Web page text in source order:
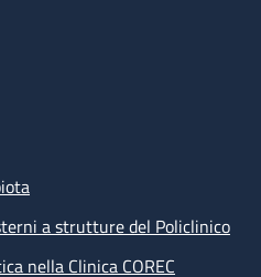
a strutture del Policlinico
nella Clinica COREC